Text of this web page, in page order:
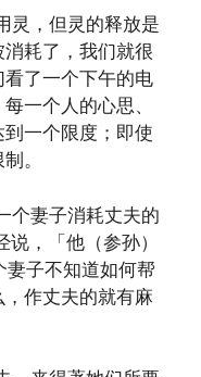
，但灵的释放是
耗了，我们就很
了一个下午的电
一个人的心思、
一个限度；即使
。
妻子消耗丈夫的
，「他（参孙）
妻子不知道如何帮
作丈夫的就有麻